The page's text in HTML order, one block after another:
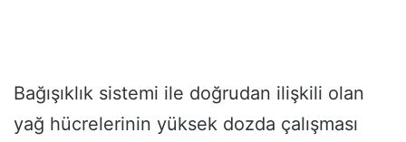
Bağışıklık sistemi ile doğrudan ilişkili olan
yağ hücrelerinin yüksek dozda çalışması